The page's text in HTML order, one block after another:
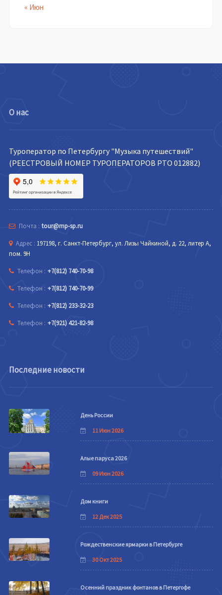
« Июн
О нас
Туроператор по Петербургу "Музыка путешествий"
(РЕЕСТРОВЫЙ НОМЕР ТУРОПЕРАТОРОВ РТО 012882)
Почта : tour@mp-sp.ru
Адрес : 197198, г. Санкт-Петербург, ул. Лизы Чайкиной, д. 22, литер А,
пом. 9Н
Телефон : +7(812) 740-70-98
Телефон : +7(812) 740-70-99
Телефон : +7(812) 233-32-23
Телефон : +7(921) 421-82-98
Последние новости
День России
11 Июн 2026
Алые паруса 2026
09 Июн 2026
Дом книги
12 Дек 2025
Рождественские ярмарки в Петербурге
30 Окт 2025
Осенний праздник фонтанов в Петергофе